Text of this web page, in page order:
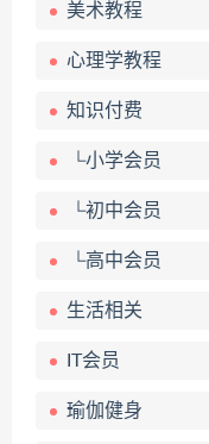
美术教程
心理学教程
知识付费
└小学会员
└初中会员
└高中会员
生活相关
IT会员
瑜伽健身